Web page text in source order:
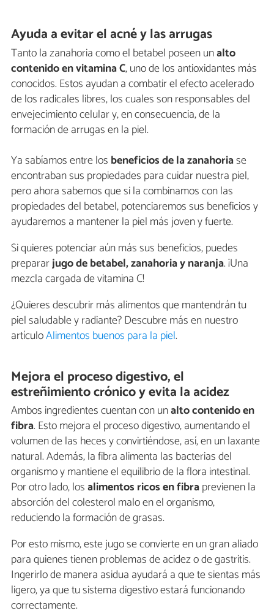
Ayuda a evitar el acné y las arrugas
Tanto la zanahoria como el betabel poseen unalto
contenido en vitamina C, uno de los antioxidantes más
conocidos. Estos ayudan a combatir el efecto acelerado
de los radicales libres, los cuales son responsables del
envejecimiento celular y, en consecuencia, de la
formación de arrugas en la piel.
Ya sabíamos entre los beneficios de la zanahoriase
encontraban sus propiedades para cuidar nuestra piel,
pero ahora sabemos que si la combinamos con las
propiedades del betabel, potenciaremos sus beneficios y
ayudaremos a mantener la piel más joven y fuerte.
Si quieres potenciar aún más sus beneficios, puedes
prepararjugo de betabel, zanahoria y naranja. ¡Una
mezcla cargada de vitamina C!
¿Quieres descubrir más alimentos que mantendrán tu
piel saludable y radiante? Descubre más en nuestro
artículoAlimentos buenos para la piel.
Mejora el proceso digestivo, el
estreñimiento crónico y evita la acidez
Ambos ingredientes cuentan con unalto contenido en
fibra. Esto mejora el proceso digestivo, aumentando el
volumen de las heces y convirtiéndose, así, en un laxante
natural. Además, la fibra alimenta las bacterias del
organismo y mantiene el equilibrio de la flora intestinal.
Por otro lado, losalimentos ricos en fibraprevienen la
absorción del colesterol malo en el organismo,
reduciendo la formación de grasas.
Por esto mismo, este jugo se convierte en un gran aliado
para quienes tienen problemas de acidez o de gastritis.
Ingerirlo de manera asidua ayudará a que te sientas más
ligero, ya que tu sistema digestivo estará funcionando
correctamente.